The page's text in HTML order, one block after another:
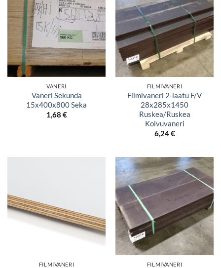
VANERI
Vaneri Sekunda
15x400x800 Seka
1,68 €
FILMIVANERI
Filmivaneri 2-laatu F/V
28x285x1450
Ruskea/Ruskea
Koivuvaneri
6,24€
FILMIVANERI FILMIVANERI